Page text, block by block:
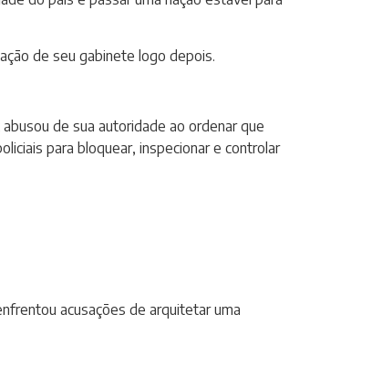
de seu gabinete logo depois.
de sua autoridade ao ordenar que
para bloquear, inspecionar e controlar
acusações de arquitetar uma